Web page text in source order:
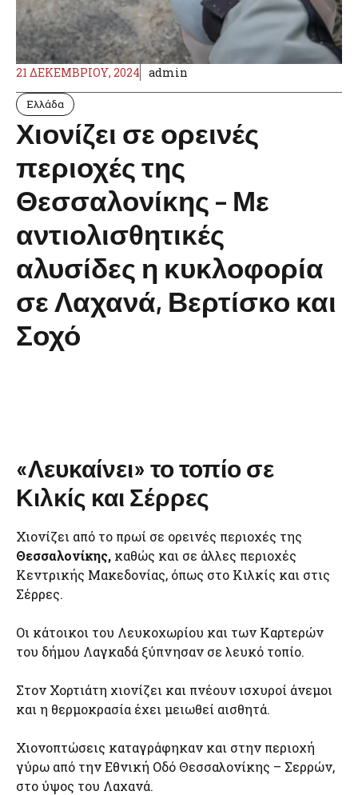
21 ΔΕΚΕΜΒΡΊΟΥ, 2024 admin
Ελλάδα
Χιονίζει σε ορεινές
περιοχές της
Θεσσαλονίκης – Με
αντιολισθητικές
αλυσίδες η κυκλοφορία
σε Λαχανά, Βερτίσκο και
Σοχό
«Λευκαίνει» το τοπίο σε
Κιλκίς και Σέρρες
Χιονίζει από το πρωί σε ορεινές περιοχές της
Θεσσαλονίκης, καθώς και σε άλλες περιοχές
Κεντρικής Μακεδονίας, όπως στο Κιλκίς και στις
Σέρρες.
Οι κάτοικοι του Λευκοχωρίου και των Καρτερών
του δήμου Λαγκαδά ξύπνησαν σε λευκό τοπίο.
Στον Χορτιάτη χιονίζει και πνέουν ισχυροί άνεμοι
και η θερμοκρασία έχει μειωθεί αισθητά.
Χιονοπτώσεις καταγράφηκαν και στην περιοχή
γύρω από την Εθνική Οδό Θεσσαλονίκης – Σερρών,
στο ύψος του Λαχανά.